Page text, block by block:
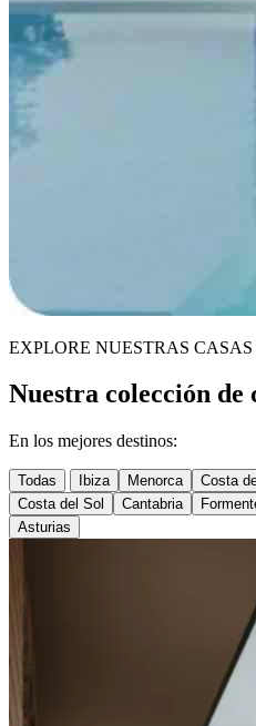
EXPLORE NUESTRAS CASAS
Nuestra colección de
En los mejores destinos:
Todas Ibiza Menorca Costa
Costa del Sol
Cantabria
Asturias